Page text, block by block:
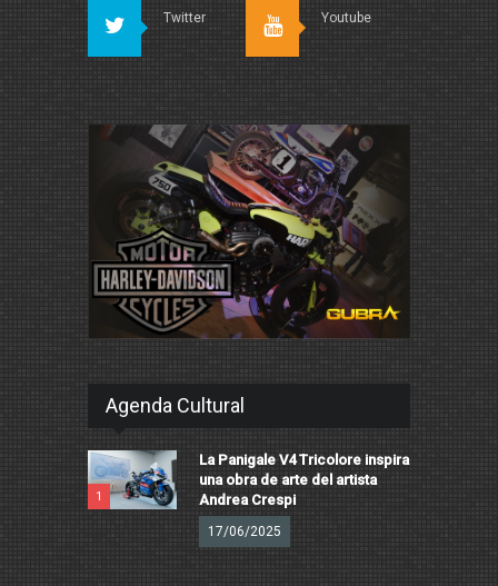
Twitter Youtube
Agenda Cultural
1
La Panigale V4 Tricolore inspira
una obra de arte del artista
Andrea Crespi
17/06/2025